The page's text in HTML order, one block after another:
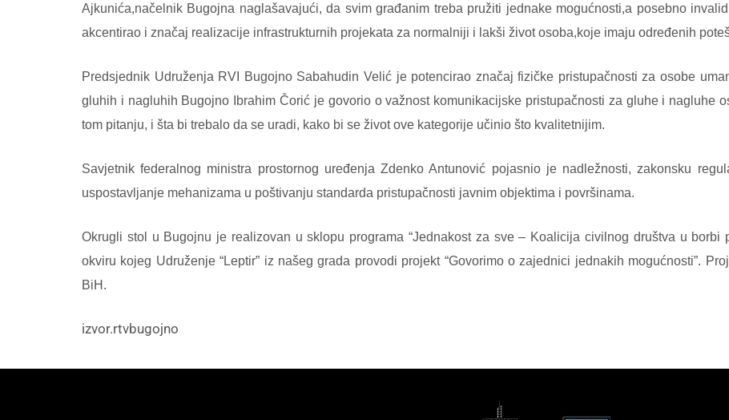
Ajkunića,načelnik Bugojna naglašavajući, da svim građanim treba pružiti jednake mogućnosti,a posebno
akcentirao i značaj realizacije infrastrukturnih projekata za normalniji i lakši život osoba,koje imaju određenih
Predsjednik Udruženja RVI Bugojno Sabahudin Velić je potencirao značaj fizičke pristupačnosti za osobe
gluhih i nagluhih Bugojno Ibrahim Čorić je govorio o važnost komunikacijske pristupačnosti za gluhe i nagluhe
tom pitanju, i šta bi trebalo da se uradi, kako bi se život ove kategorije učinio što kvalitetnijim.
Savjetnik federalnog ministra prostornog uređenja Zdenko Antunović pojasnio je nadležnosti, zakonsku
uspostavljanje mehanizama u poštivanju standarda pristupačnosti javnim objektima i površinama.
Okrugli stol u Bugojnu je realizovan u sklopu programa “Jednakost za sve – Koalicija civilnog društva u borbi
okviru kojeg Udruženje “Leptir” iz našeg grada provodi projekt “Govorimo o zajednici jednakih mogućnosti”.
BiH.
izvor.rtvbugojno